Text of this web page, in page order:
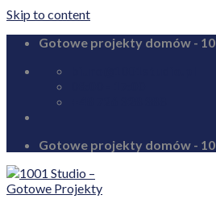
Skip to content
Gotowe projekty domów -
Gotowe projekty domów -